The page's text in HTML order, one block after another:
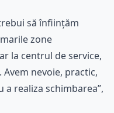
să înființăm
zone
la centrul de service,
nevoie, practic,
realiza schimbarea”,